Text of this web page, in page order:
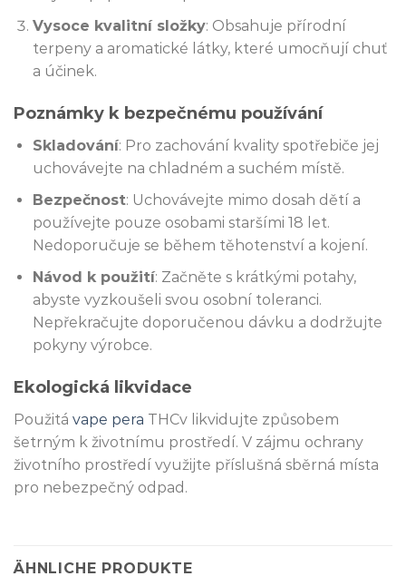
Vysoce kvalitní složky: Obsahuje přírodní
terpeny a aromatické látky, které umocňují chuť
a účinek.
Poznámky k bezpečnému používání
Skladování: Pro zachování kvality spotřebiče jej
uchovávejte na chladném a suchém místě.
Bezpečnost: Uchovávejte mimo dosah dětí a
používejte pouze osobami staršími 18 let.
Nedoporučuje se během těhotenství a kojení.
Návod k použití: Začněte s krátkými potahy,
abyste vyzkoušeli svou osobní toleranci.
Nepřekračujte doporučenou dávku a dodržujte
pokyny výrobce.
Ekologická likvidace
Použitá vape pera THCv likvidujte způsobem
šetrným k životnímu prostředí. V zájmu ochrany
životního prostředí využijte příslušná sběrná místa
pro nebezpečný odpad.
ÄHNLICHE PRODUKTE